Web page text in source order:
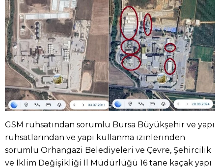
GSM ruhsatından sorumlu Bursa Büyükşehir ve yapı
ruhsatlarından ve yapı kullanma izinlerinden
sorumlu Orhangazi Belediyeleri ve Çevre, Şehircilik
ve İklim Değişikliği İl Müdürlüğü 16 tane kaçak yapı